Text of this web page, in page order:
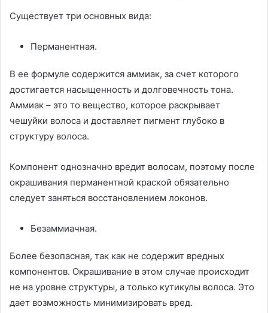
Существует три основных вида:
Перманентная.
В ее формуле содержится аммиак, за счет которого
достигается насыщенность и долговечность тона.
Аммиак – это то вещество, которое раскрывает
чешуйки волоса и доставляет пигмент глубоко в
структуру волоса.
Компонент однозначно вредит волосам, поэтому после
окрашивания перманентной краской обязательно
следует заняться восстановлением локонов.
Безаммиачная.
Более безопасная, так как не содержит вредных
компонентов. Окрашивание в этом случае происходит
не на уровне структуры, а только кутикулы волоса. Это
дает возможность минимизировать вред.